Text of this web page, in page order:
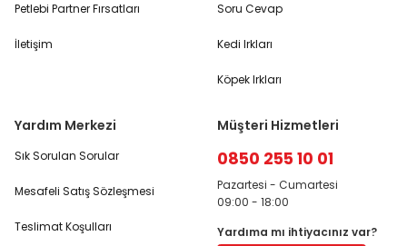
Petlebi Partner Fırsatları
İletişim
Soru Cevap
Kedi Irkları
Köpek Irkları
Yardım Merkezi
Sık Sorulan Sorular
Mesafeli Satış Sözleşmesi
Teslimat Koşulları
Müşteri Hizmetleri
0850 255 10 01
Pazartesi - Cumartesi
09:00 - 18:00
Yardıma mı ihtiyacınız var?